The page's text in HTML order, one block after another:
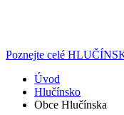
Poznejte celé
Úvod
Hlučínsko
Obce Hlučínska